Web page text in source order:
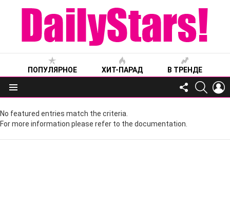
ПОПУЛЯРНОЕ ХИТ-ПАРАД В ТРЕНДЕ
Меню
FOLLOW
US
No featured entries match the criteria.
For more information please refer to the documentation.